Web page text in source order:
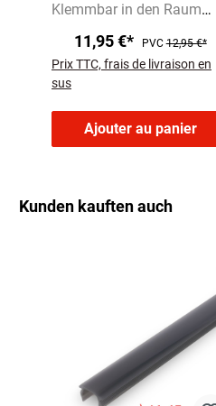
Klemmbar in den Raum
Abmessungen:
130x2,0x1,0cm
11,95 €* PVC12,95 €*
Prix TTC, frais de livraison en
sus
Ajouter au panier
Kunden kauften auch